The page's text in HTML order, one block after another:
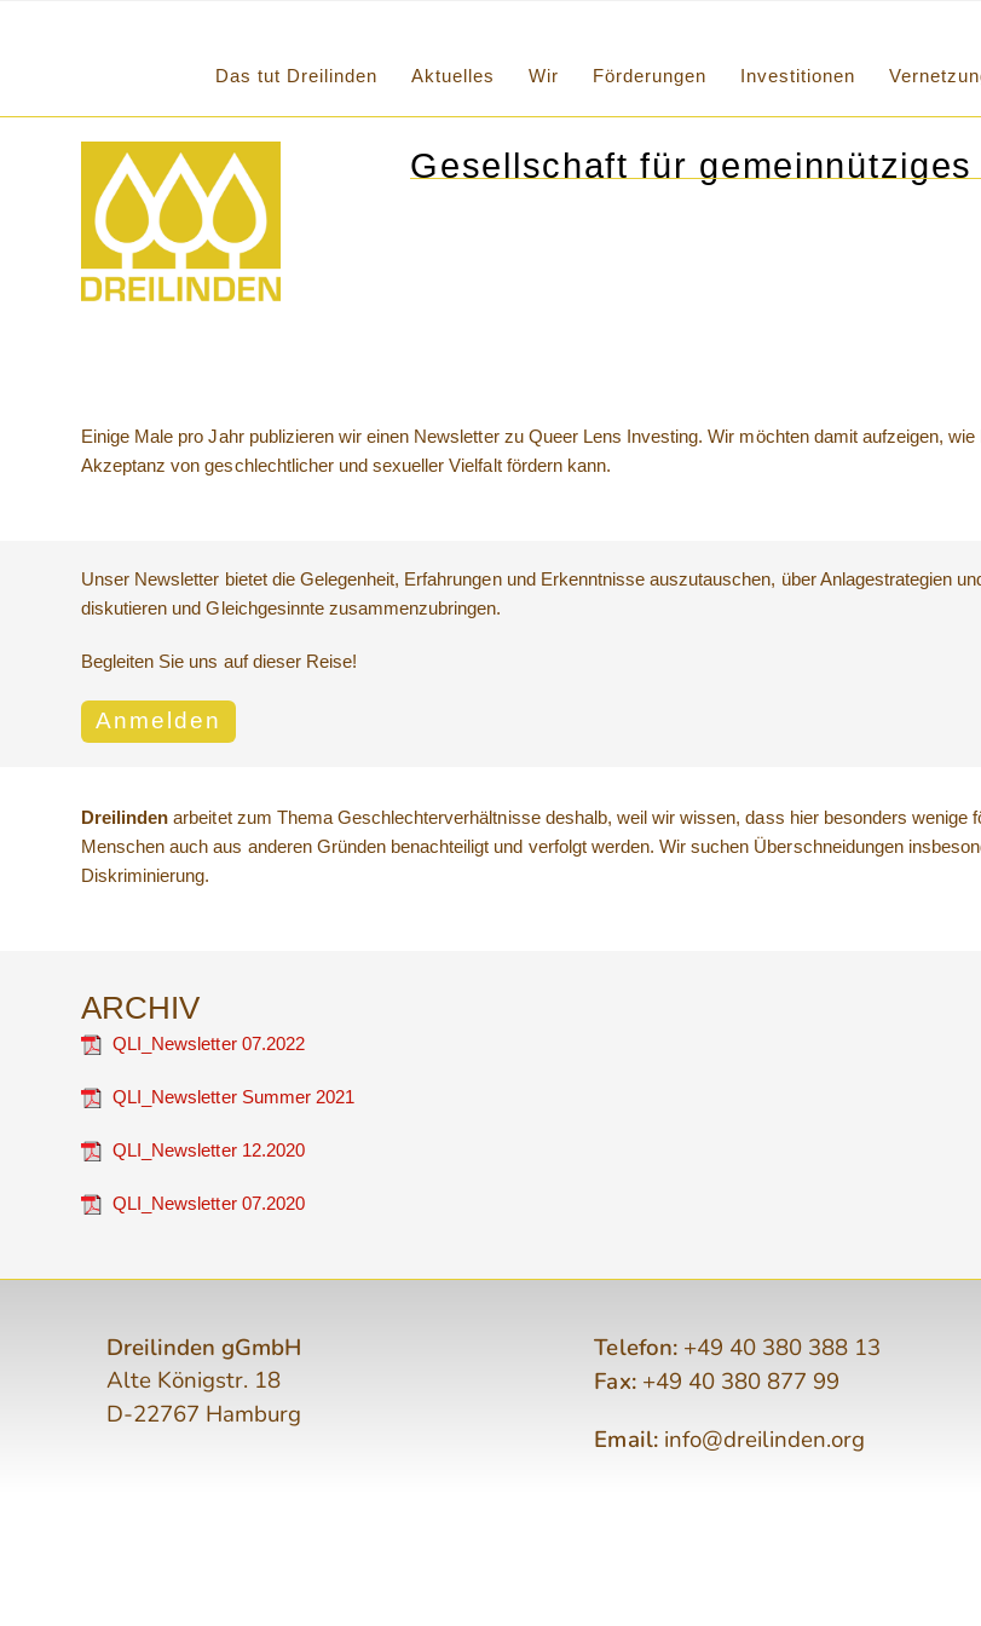
Das tut Dreilinden Aktuelles Wir Förderungen Investitionen
Gesellschaft für
Einige Male pro Jahr publizieren wir einen Newsletter zu Queer Lens Investing. Wir möchten damit aufzeigen,
Akzeptanz von geschlechtlicher und sexueller Vielfalt fördern kann.
Unser Newsletter bietet die Gelegenheit, Erfahrungen und Erkenntnisse auszutauschen, über Anlagestrategien
diskutieren und Gleichgesinnte zusammenzubringen.
Begleiten Sie uns auf dieser Reise!
Anmelden
Dreilinden arbeitet zum Thema Geschlechterverhältnisse deshalb, weil wir wissen, dass hier besonders
Menschen auch aus anderen Gründen benachteiligt und verfolgt werden. Wir suchen Überschneidungen
Diskriminierung.
ARCHIV
QLI_Newsletter 07.2022
QLI_Newsletter Summer 2021
QLI_Newsletter 12.2020
QLI_Newsletter 07.2020
Dreilinden gGmbH
Alte Königstr. 18
D-22767 Hamburg
Telefon:+49 40 380 388 13
Fax:+49 40 380 877 99
Email: info@dreilinden.org